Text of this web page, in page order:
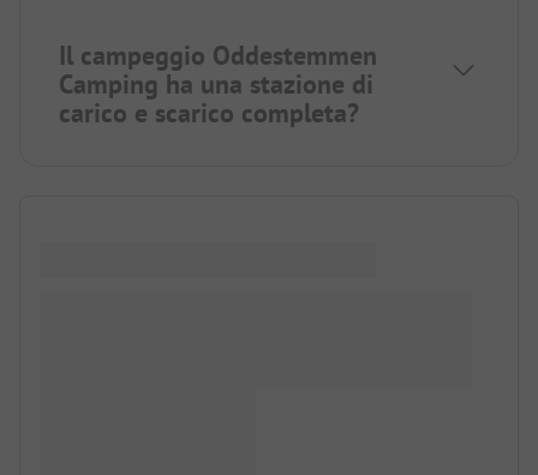
Il campeggio Oddestemmen
Camping ha una stazione di
carico e scarico completa?